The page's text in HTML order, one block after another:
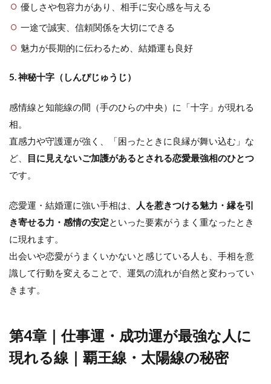
優しさや包容力があり、相手に安心感を与える
一途で誠実、信頼関係を大切にできる
魅力が長期的に伝わるため、結婚運も良好
5. 神秘十字（しんぴじゅうじ）
感情線と知能線の間（手のひらの中央）に「十字」が現れる
相。
直感力や守護運が強く、「困ったときに良縁が舞い込む」な
ど、
目に見えないご加護があるとされる恋愛最強相のひとつ
です。
恋愛運・結婚運に強い手相は、
人を惹きつける魅力・縁を引
き寄せる力・感情の安定といった要素がうまく重なったとき
に現れます。
出会いや恋愛がうまくいかないと感じている人も、手相を意
識して行動を変えることで、運気の流れが自然と変わってい
きます。
第4章｜仕事運・成功運が最強な人に
現れる線｜覇王線・太陽線の秘密